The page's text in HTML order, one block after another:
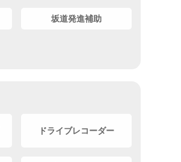
坂道発進補助
ドライブレコーダー